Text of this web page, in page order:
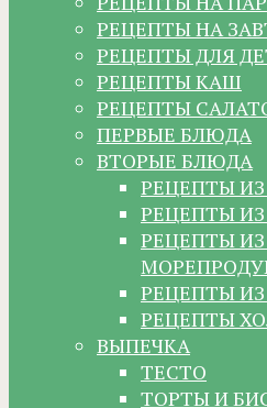
РЕЦЕПТЫ НА
РЕЦЕПТЫ ДЛЯ
РЕЦЕПТЫ КАШ
РЕЦЕПТЫ
ПЕРВЫЕ БЛЮДА
ВТОРЫЕ БЛЮДА
РЕЦЕПТЫ
РЕЦЕПТЫ
РЕЦЕПТЫ
РЕЦЕПТЫ
РЕЦЕПТЫ
ВЫПЕЧКА
ТЕСТО
ТОРТЫ И